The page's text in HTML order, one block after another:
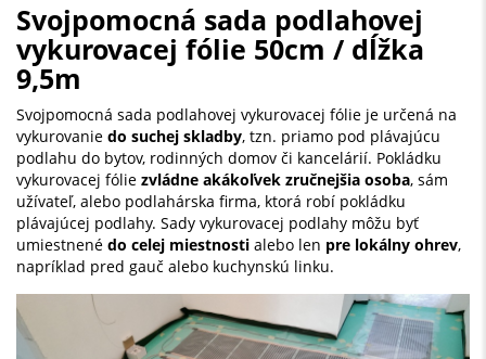
Svojpomocná sada podlahovej
vykurovacej fólie 50cm / dĺžka
9,5m
Svojpomocná sada podlahovej vykurovacej fólie je určená na
vykurovanie do suchej skladby, tzn. priamo pod plávajúcu
podlahu do bytov, rodinných domov či kancelárií. Pokládku
vykurovacej fólie zvládne akákoľvek zručnejšia osoba, sám
užívateľ, alebo podlahárska firma, ktorá robí pokládku
plávajúcej podlahy. Sady vykurovacej podlahy môžu byť
umiestnené do celej miestnosti alebo len pre lokálny ohrev,
napríklad pred gauč alebo kuchynskú linku.